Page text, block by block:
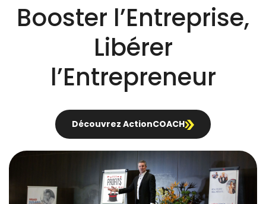
Booster l’Entreprise,
Libérer
l’Entrepreneur
Découvrez ActionCOACH